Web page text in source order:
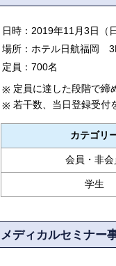
日時：2019年11月3日（
場所：ホテル日航福岡
定員：700名
※ 定員に達した段階で締
※ 若干数、当日登録受付
カテゴリ
会員・非会
学生
メディカルセミナー